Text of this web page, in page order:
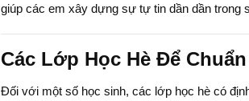
giúp các em xây dựng sự tự tin dần dần trong
Các Lớp Học Hè Để
Đối với một số học sinh, các lớp học hè có